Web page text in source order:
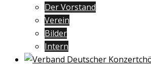
Der Vorstand
Verein
Bilder
Intern